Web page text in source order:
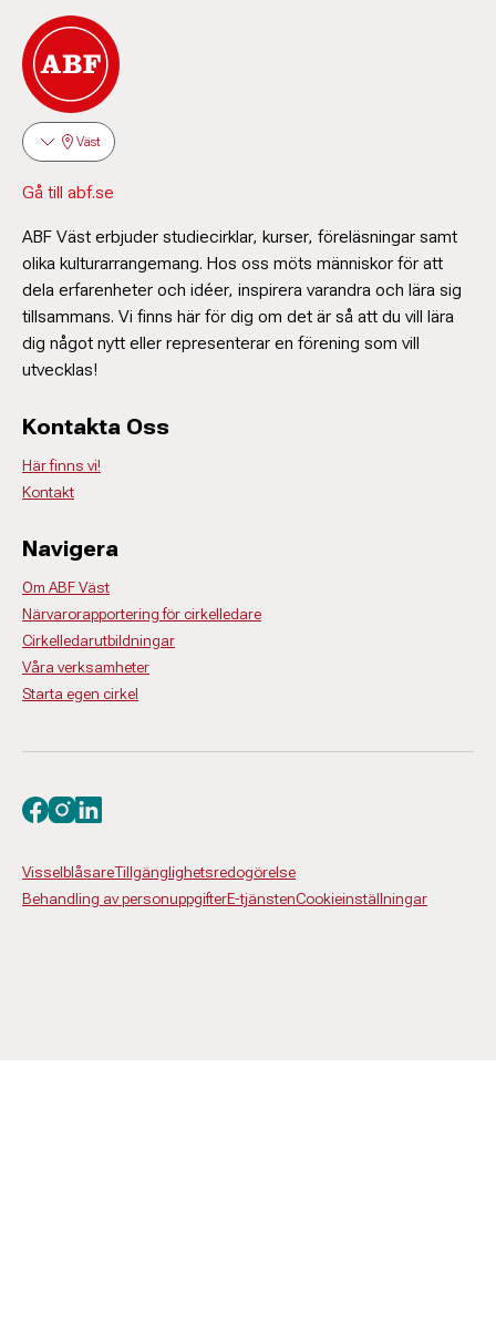
Väst
Gå till abf.se
ABF Väst erbjuder studiecirklar, kurser, föreläsningar samt
olika kulturarrangemang. Hos oss möts människor för att
dela erfarenheter och idéer, inspirera varandra och lära sig
tillsammans. Vi finns här för dig om det är så att du vill lära
dig något nytt eller representerar en förening som vill
utvecklas!
Kontakta Oss
Här finns vi!
Kontakt
Navigera
Om ABF Väst
Närvarorapportering för cirkelledare
Cirkelledarutbildningar
Våra verksamheter
Starta egen cirkel
VisselblåsareTillgänglighetsredogörelse
Behandling av personuppgifterE-tjänstenCookieinställningar
Besök oss på facebook
Besök oss på instagram
Besök oss på linkedin